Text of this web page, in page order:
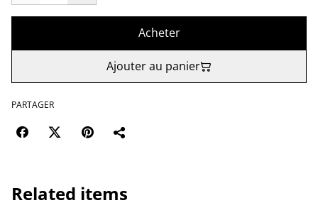
Acheter
Ajouter au panier
PARTAGER
Related items